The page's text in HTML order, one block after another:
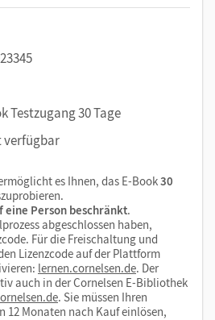
Testzugang 30 Tage
verfügbar
es Ihnen, das E-Book30
eine Person beschränkt.
abgeschlossen haben,
Für die Freischaltung und
Lizenzcode auf der Plattform
lernen.cornelsen.de. Der
auch in der Cornelsen E-Bibliothek
. Sie müssen Ihren
12 Monaten nach Kauf einlösen,